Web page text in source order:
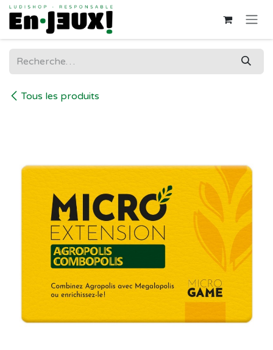
Se rendre au contenu
Tous les produits